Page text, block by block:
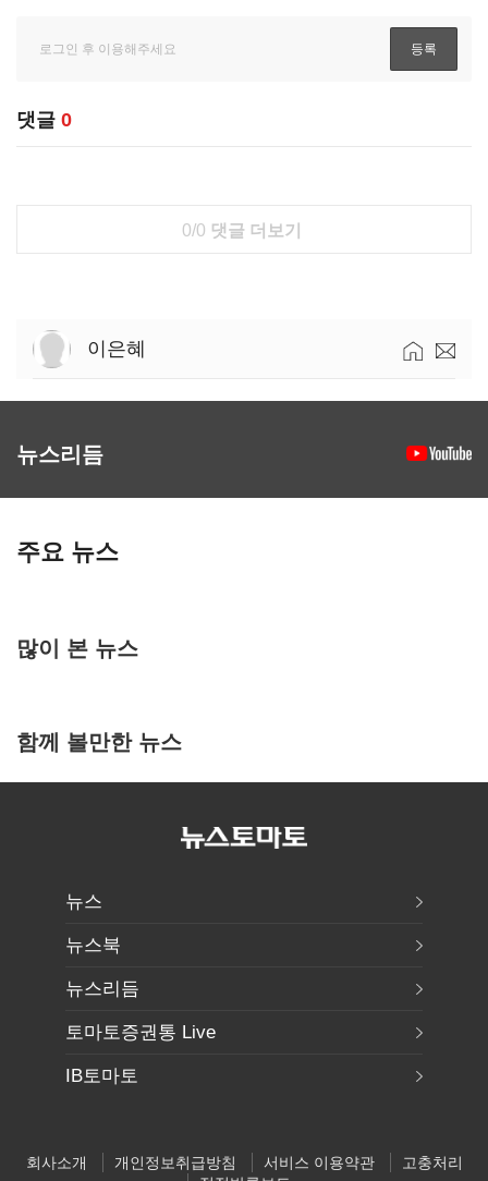
댓글 0
0/0 댓글 더보기
이은혜
뉴스리듬
주요 뉴스
많이 본 뉴스
함께 볼만한 뉴스
뉴스
뉴스북
뉴스리듬
토마토증권통 Live
IB토마토
회사소개 개인정보취급방침 서비스 이용약관
고충처리